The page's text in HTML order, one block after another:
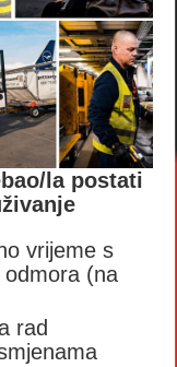
la postati
vrijeme s
odmora (na
rad